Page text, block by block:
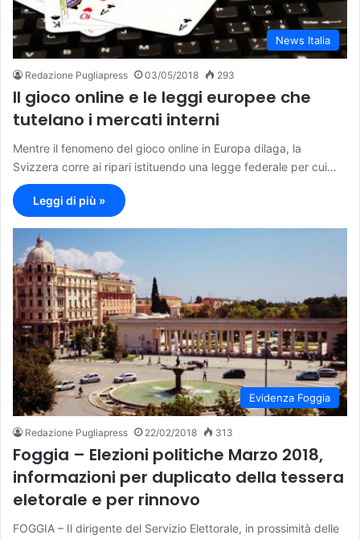
News Italia
Redazione Pugliapress 03/05/2018 293
Il gioco online e le leggi europee che
tutelano i mercati interni
Mentre il fenomeno del gioco online in Europa dilaga, la
Svizzera corre ai ripari istituendo una legge federale per cui…
Leggi di più »
Evidenza Foggia
Redazione Pugliapress 22/02/2018 313
Foggia – Elezioni politiche Marzo 2018,
informazioni per duplicato della tessera
eletorale e per rinnovo
FOGGIA – Il dirigente del Servizio Elettorale, in prossimità delle